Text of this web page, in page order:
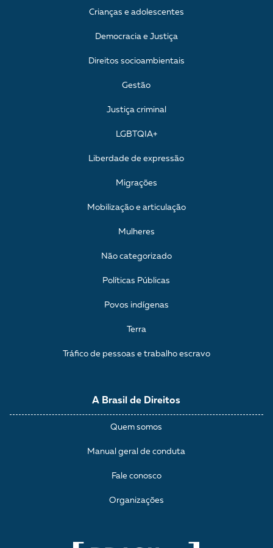
A Brasil de Direitos
Quem somos
Manual geral de conduta
Fale conosco
Organizações
Crianças e adolescentes
Democracia e Justiça
Direitos socioambientais
Gestão
Justiça criminal
LGBTQIA+
Liberdade de expressão
Migrações
Mobilização e articulação
Mulheres
Não categorizado
Políticas Públicas
Povos indígenas
Terra
Tráfico de pessoas e trabalho escravo